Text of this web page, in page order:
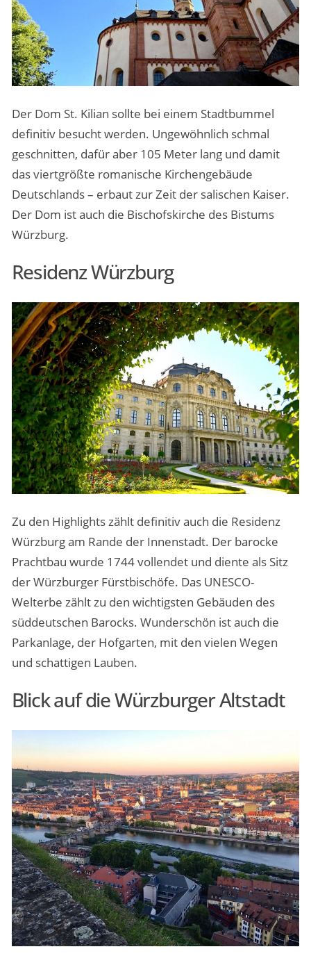
Der Dom St. Kilian sollte bei einem Stadtbummel
definitiv besucht werden. Ungewöhnlich schmal
geschnitten, dafür aber 105 Meter lang und damit
das viertgrößte romanische Kirchengebäude
Deutschlands – erbaut zur Zeit der salischen Kaiser.
Der Dom ist auch die Bischofskirche des Bistums
Würzburg.
Residenz Würzburg
Zu den Highlights zählt definitiv auch die Residenz
Würzburg am Rande der Innenstadt. Der barocke
Prachtbau wurde 1744 vollendet und diente als Sitz
der Würzburger Fürstbischöfe. Das UNESCO-
Welterbe zählt zu den wichtigsten Gebäuden des
süddeutschen Barocks. Wunderschön ist auch die
Parkanlage, der Hofgarten, mit den vielen Wegen
und schattigen Lauben.
Blick auf die Würzburger Altstadt